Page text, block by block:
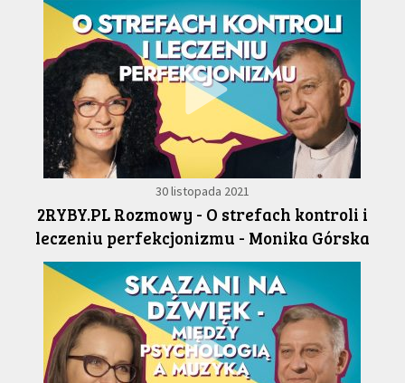
30 listopada 2021
2RYBY.PL Rozmowy - O strefach kontroli i
leczeniu perfekcjonizmu - Monika Górska